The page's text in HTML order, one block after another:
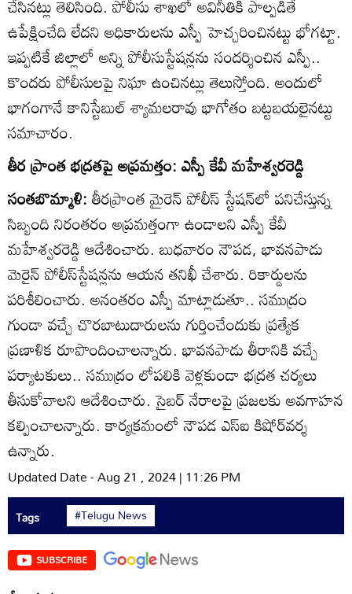
ఉపేక్షించేది లేదని అధికారులను ఎస్పీ హెచ్చరించినట్టు భోగట్టా.
ఇప్పటికే జిల్లాలో అన్ని పోలీసుస్టేషన్లను సందర్శించిన ఎస్పీ..
కొందరు పోలీసులపై నిఘా ఉంచినట్లు తెలుస్తోంది. అందులో
భాగంగానే కానిస్టేబుల్‌ శ్యామలరావు భాగోతం బట్టబయలైనట్టు
సమాచారం.
తీర ప్రాంత భద్రతపై అప్రమత్తం: ఎస్పీ కేవీ మహేశ్వరరెడ్డి
సంతబొమ్మాళి:తీరప్రాంత మైరెన్‌ పోలీస్‌ స్టేషన్‌లో పనిచేస్తున్న
సిబ్బంది నిరంతరం అప్రమత్తంగా ఉండాలని ఎస్పీ కేవీ
మహేశ్వరరెడ్డి ఆదేశించారు. బుధవారం నౌపడ, భావనపాడు
మెరైన్‌ పోలీస్‌స్టేషన్లను ఆయన తనిఖీ చేశారు. రికార్డులను
పరిశీలించారు. అనంతరం ఎస్పీ మాట్లాడుతూ.. సముద్రం
గుండా వచ్చే చొరబాటుదారులను గుర్తించేందుకు ప్రత్యేక
ప్రణాళిక రూపొందించాలన్నారు. భావనపాడు తీరానికి వచ్చే
పర్యాటకులు.. సముద్రం లోపలికి వెళ్లకుండా భద్రత చర్యలు
తీసుకోవాలని ఆదేశించారు. సైబర్‌ నేరాలపై ప్రజలకు అవగాహన
కల్పించాలన్నారు. కార్యక్రమంలో నౌపడ ఎస్‌ఐ కిషోర్‌వర్శ
ఉన్నారు.
Updated Date - Aug 21 , 2024 | 11:26 PM
Tags #Telugu News
SUBSCRIBE